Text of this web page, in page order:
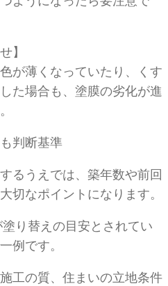
】
が薄くなっていたり、くす
た場合も、塗膜の劣化が進
判断基準
るうえでは、築年数や前回
切なポイントになります。
り替えの目安とされてい
例です。
工の質、住まいの立地条件